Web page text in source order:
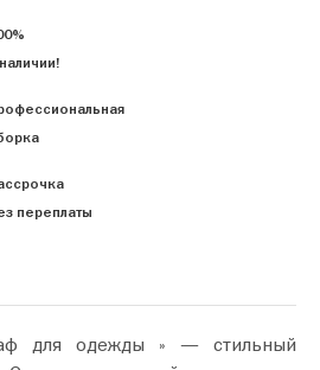
переплаты
для одежды » — стильный